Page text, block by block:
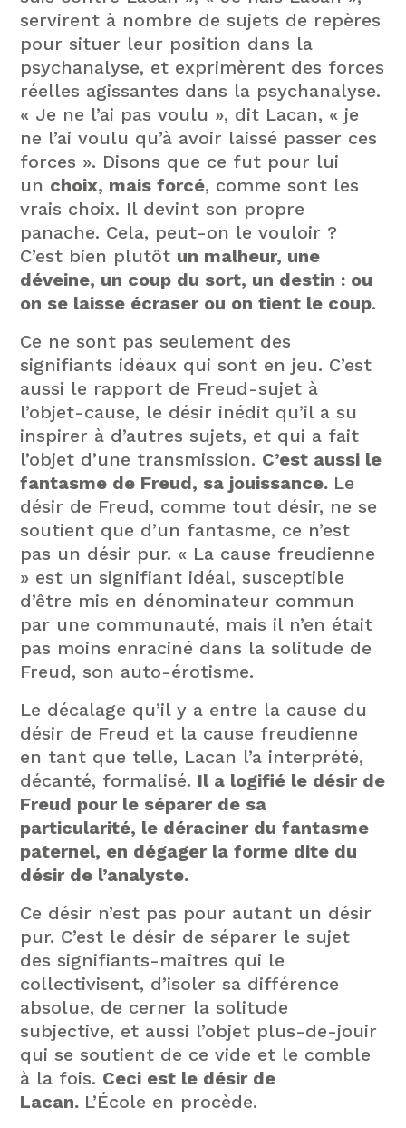
servirent à nombre de sujets de repères
pour situer leur position dans la
psychanalyse, et exprimèrent des forces
réelles agissantes dans la psychanalyse.
« Je ne l’ai pas voulu », dit Lacan, « je
ne l’ai voulu qu’à avoir laissé passer ces
forces ». Disons que ce fut pour lui
un choix, mais forcé, comme sont les
vrais choix. Il devint son propre
panache. Cela, peut-on le vouloir ?
C’est bien plutôt un malheur, une
déveine, un coup du sort, un destin : ou
on se laisse écraser ou on tient le coup.
Ce ne sont pas seulement des
signifiants idéaux qui sont en jeu. C’est
aussi le rapport de Freud-sujet à
l’objet-cause, le désir inédit qu’il a su
inspirer à d’autres sujets, et qui a fait
l’objet d’une transmission. C’est aussi le
fantasme de Freud, sa jouissance. Le
désir de Freud, comme tout désir, ne se
soutient que d’un fantasme, ce n’est
pas un désir pur. « La cause freudienne
» est un signifiant idéal, susceptible
d’être mis en dénominateur commun
par une communauté, mais il n’en était
pas moins enraciné dans la solitude de
Freud, son auto-érotisme.
Le décalage qu’il y a entre la cause du
désir de Freud et la cause freudienne
en tant que telle, Lacan l’a interprété,
décanté, formalisé. Il a logifié le désir de
Freud pour le séparer de sa
particularité, le déraciner du fantasme
paternel, en dégager la forme dite du
désir de l’analyste.
Ce désir n’est pas pour autant un désir
pur. C’est le désir de séparer le sujet
des signifiants-maîtres qui le
collectivisent, d’isoler sa différence
absolue, de cerner la solitude
subjective, et aussi l’objet plus-de-jouir
qui se soutient de ce vide et le comble
à la fois. Ceci est le désir de
Lacan. L’École en procède.